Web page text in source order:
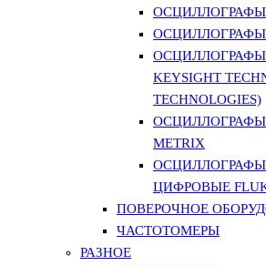
KEYSIGHT
TECHNOLOGIES)
METRIX
ЦИФРОВЫЕ
ПОВЕРОЧНОЕ
ЧАСТОТОМЕРЫ
РАЗНОЕ